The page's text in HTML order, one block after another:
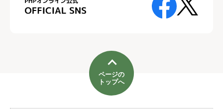
ページの
トップへ